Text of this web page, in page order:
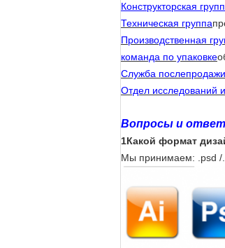
Конструкторская
Техническая группа
Производственная
команда по упаковке
Служба послепродажи
Отдел исследований
Вопросы и
1Какой формат
Мы принимаем: .psd /